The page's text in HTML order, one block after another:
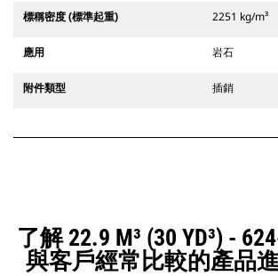
標稱密度 (標準起重) 2251 kg/m³
應用 岩石
附件類型 插銷
了解 22.9 M³ (30 YD³) -
與客戶經常比較的產品進